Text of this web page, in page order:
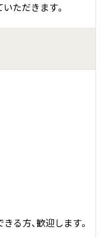
ただきます。
る方、歓迎します。